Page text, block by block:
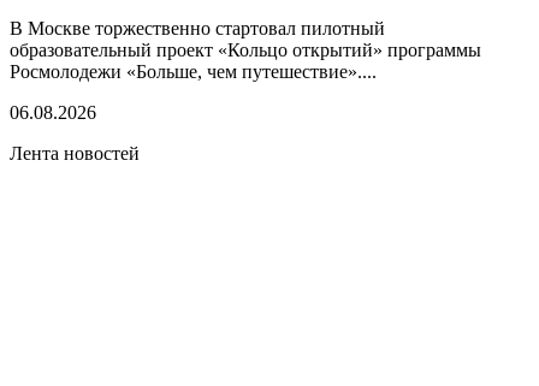
В Москве торжественно стартовал пилотный
образовательный проект «Кольцо открытий» программы
Росмолодежи «Больше, чем путешествие»....
06.08.2026
Лента новостей